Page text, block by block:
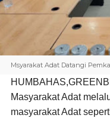
Msyarakat Adat Datangi
Masyarakat Adat
masyarakat Adat